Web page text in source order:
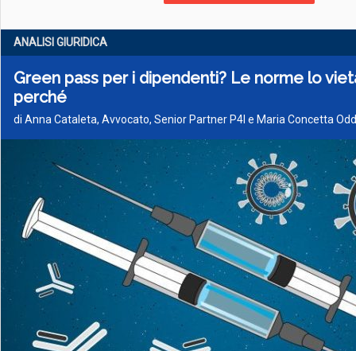
ANALISI GIURIDICA
Green pass per i dipendenti? Le norme lo
perché
di Anna Cataleta, Avvocato, Senior Partner P4I e Maria Concetta